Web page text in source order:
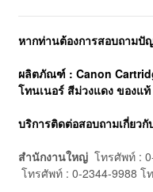
หากท่านต้องการสอบถามปั
ผลิตภัณฑ์ : Canon
โทนเนอร์ สีม่วงแดง ของแท้
บริการติดต่อสอบถามเกี่ยว
สำนักงานใหญ่ โทรศัพท์ :
โทรศัพท์ : 0-2344-9988 โ